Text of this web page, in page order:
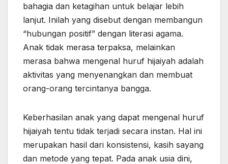
bahagia dan ketagihan untuk belajar lebih
lanjut. Inilah yang disebut dengan membangun
“hubungan positif” dengan literasi agama.
Anak tidak merasa terpaksa, melainkan
merasa bahwa mengenal huruf hijaiyah adalah
aktivitas yang menyenangkan dan membuat
orang-orang tercintanya bangga.
Keberhasilan anak yang dapat mengenal huruf
hijaiyah tentu tidak terjadi secara instan. Hal ini
merupakan hasil dari konsistensi, kasih sayang
dan metode yang tepat. Pada anak usia dini,